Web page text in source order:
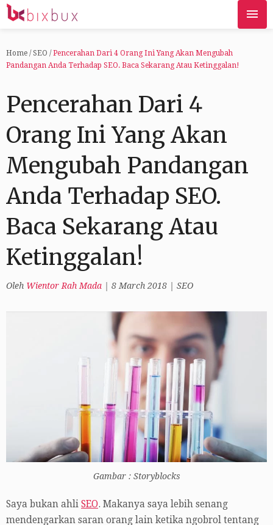
Home / SEO / Pencerahan Dari 4 Orang Ini Yang Akan Mengubah
Pandangan Anda Terhadap SEO. Baca Sekarang Atau Ketinggalan!
Pencerahan Dari 4
Orang Ini Yang Akan
Mengubah Pandangan
Anda Terhadap SEO.
Baca Sekarang Atau
Ketinggalan!
Oleh Wientor Rah Mada 8 March 2018 SEO
Gambar : Storyblocks
Saya bukan ahli SEO. Makanya saya lebih senang
mendengarkan saran orang lain ketika ngobrol tentang